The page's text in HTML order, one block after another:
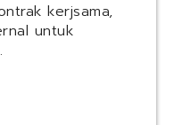
kerjsama,
untuk